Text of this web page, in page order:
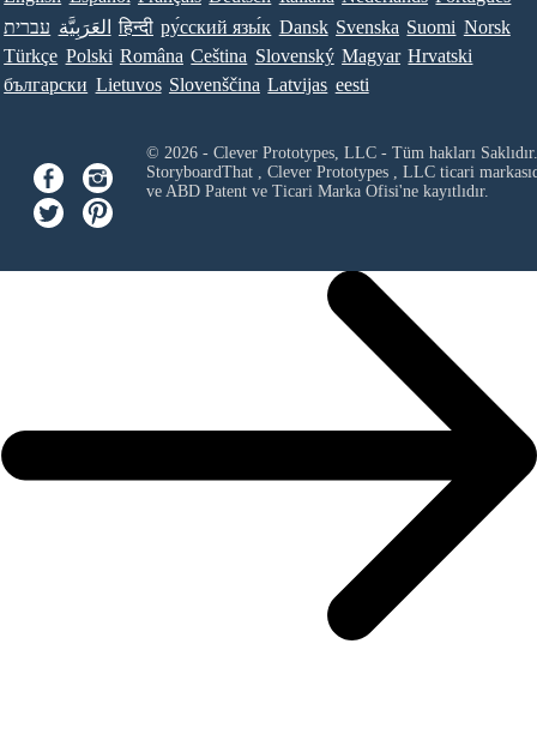
עברית العَرَبِيَّة हिन्दी ру́сский язы́к Dansk Svenska Suomi Norsk
Türkçe Polski Româna Ceština Slovenský Magyar Hrvatski
български Lietuvos Slovenščina Latvijas eesti
© 2026 - Clever Prototypes, LLC - Tüm hakları Saklıdır.
StoryboardThat , Clever Prototypes , LLCticari
ve ABD Patent ve Ticari Marka Ofisi'ne kayıtlıdır.